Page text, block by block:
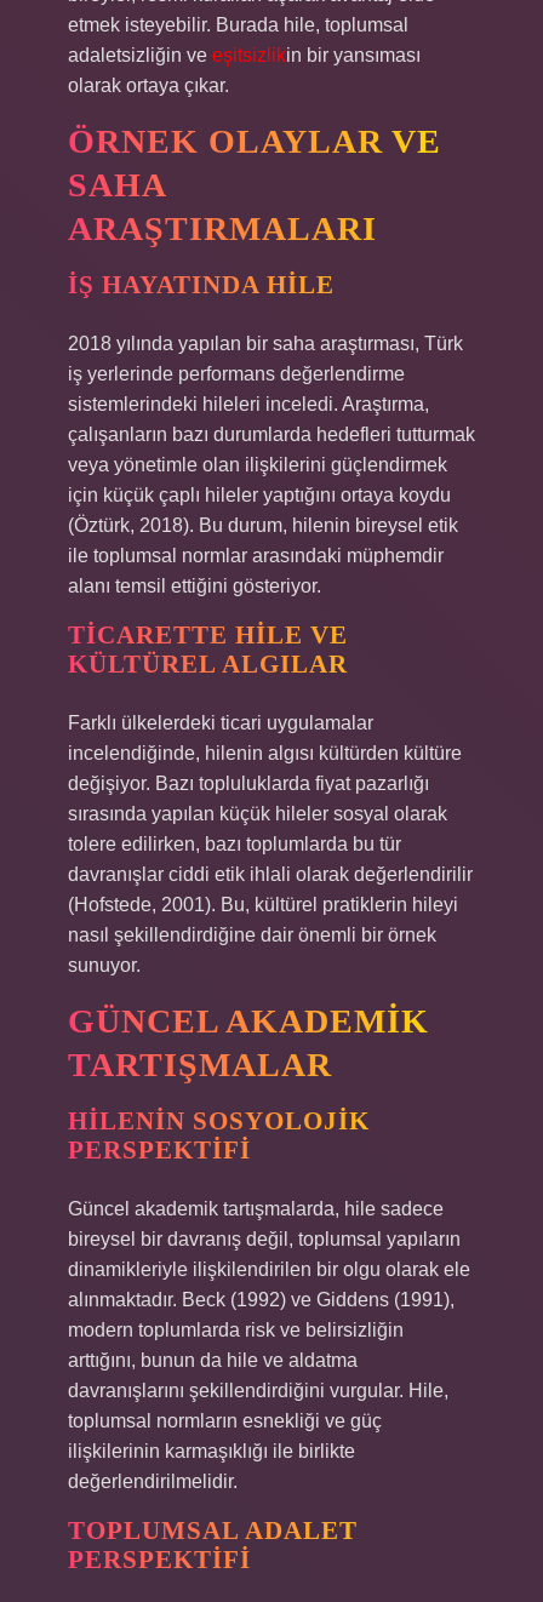
etmek isteyebilir. Burada hile, toplumsal
adaletsizliğin ve eşitsizlikin bir yansıması
olarak ortaya çıkar.
ÖRNEK OLAYLAR VE
SAHA
ARAŞTIRMALARI
İŞ HAYATINDA HILE
2018 yılında yapılan bir saha araştırması, Türk
iş yerlerinde performans değerlendirme
sistemlerindeki hileleri inceledi. Araştırma,
çalışanların bazı durumlarda hedefleri tutturmak
veya yönetimle olan ilişkilerini güçlendirmek
için küçük çaplı hileler yaptığını ortaya koydu
(Öztürk, 2018). Bu durum, hilenin bireysel etik
ile toplumsal normlar arasındaki müphemdir
alanı temsil ettiğini gösteriyor.
TICARETTE HILE VE
KÜLTÜREL ALGILAR
Farklı ülkelerdeki ticari uygulamalar
incelendiğinde, hilenin algısı kültürden kültüre
değişiyor. Bazı topluluklarda fiyat pazarlığı
sırasında yapılan küçük hileler sosyal olarak
tolere edilirken, bazı toplumlarda bu tür
davranışlar ciddi etik ihlali olarak değerlendirilir
(Hofstede, 2001). Bu, kültürel pratiklerin hileyi
nasıl şekillendirdiğine dair önemli bir örnek
sunuyor.
GÜNCEL AKADEMIK
TARTIŞMALAR
HILENIN SOSYOLOJIK
PERSPEKTIFI
Güncel akademik tartışmalarda, hile sadece
bireysel bir davranış değil, toplumsal yapıların
dinamikleriyle ilişkilendirilen bir olgu olarak ele
alınmaktadır. Beck (1992) ve Giddens (1991),
modern toplumlarda risk ve belirsizliğin
arttığını, bunun da hile ve aldatma
davranışlarını şekillendirdiğini vurgular. Hile,
toplumsal normların esnekliği ve güç
ilişkilerinin karmaşıklığı ile birlikte
değerlendirilmelidir.
TOPLUMSAL ADALET
PERSPEKTIFI